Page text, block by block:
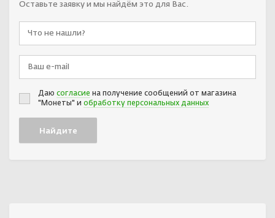
Оставьте заявку и мы найдём это для Вас.
Даю согласие на получение сообщений от магазина
"Монеты" и обработку персональных данных